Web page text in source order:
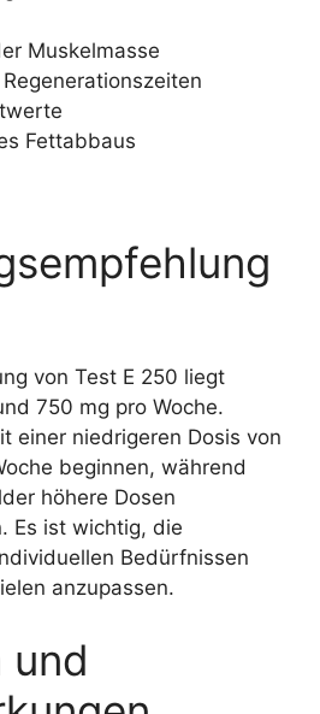
Muskelmasse
Fettabbaus
von Test E 250 liegt
750 mg pro Woche.
einer niedrigeren Dosis von
beginnen, während
höhere Dosen
Es ist wichtig, die
Bedürfnissen
anzupassen.
und